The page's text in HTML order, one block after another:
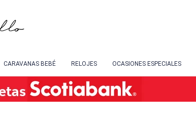
CARAVANAS BEBÉ RELOJES OCASIONES ESPECIALES